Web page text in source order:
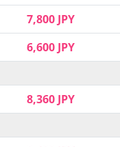
7,800 JPY
6,600 JPY
8,360 JPY